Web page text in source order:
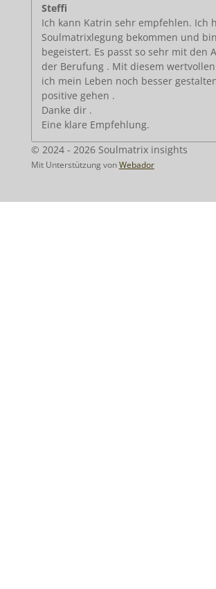
Steffi
Ich kann Katrin sehr empfehlen. Ich
Soulmatrixlegung bekommen und
begeistert. Es passt so sehr mit den
der Berufung . Mit diesem
ich mein Leben noch besser
positive gehen .
Danke dir .
Eine klare Empfehlung.
© 2024 - 2026 Soulmatrix insights
Mit Unterstützung von Webador